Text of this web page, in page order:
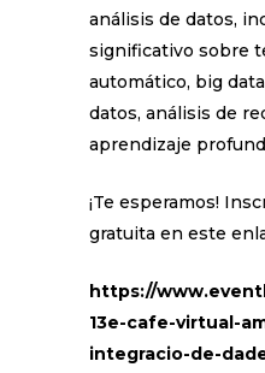
análisis de datos,
significativo sobre
automático, big
datos, análisis de
aprendizaje
¡Te esperamos!
gratuita en este
https://
13e-cafe-virtual-
integracio-de-